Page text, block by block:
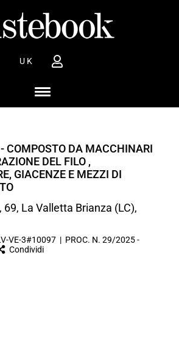
UK
COMPOSTO DA MACCHINARI
DEL FILO ,
GIACENZE E MEZZI DI
La Valletta Brianza (LC),
VE-3#10097 | PROC. N. 29/2025 -
Condividi